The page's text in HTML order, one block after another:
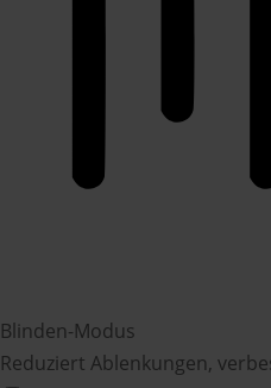
Blinden-Modus
Reduziert Ablenkungen,